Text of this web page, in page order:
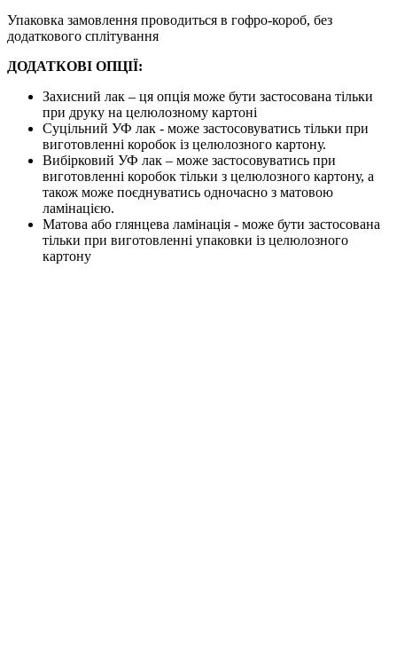
Упаковка замовлення проводиться в гофро-короб, без
додаткового сплітування
ДОДАТКОВІ ОПЦІЇ:
Захисний лак – ця опція може бути застосована тільки
при друку на целюлозному картоні
Суцільний УФ лак - може застосовуватись тільки при
виготовленні коробок із целюлозного картону.
Вибірковий УФ лак – може застосовуватись при
виготовленні коробок тільки з целюлозного картону, а
також може поєднуватись одночасно з матовою
ламінацією.
Матова або глянцева ламінація - може бути застосована
тільки при виготовленні упаковки із целюлозного
картону